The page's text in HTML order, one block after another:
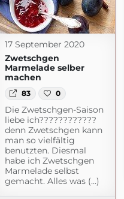
17 September 2020
Zwetschgen
Marmelade selber
machen
83 0
Die Zwetschgen-Saison
liebe ich????????????
denn Zwetschgen kann
man so vielfältig
benutzten. Diesmal
habe ich Zwetschgen
Marmelade selbst
gemacht. Alles was (...)